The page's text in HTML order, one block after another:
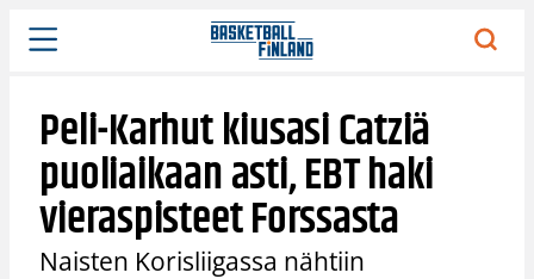
Siirry
sisältöön
Peli-Karhut kiusasi Catziä
puoliaikaan asti, EBT haki
vieraspisteet Forssasta
Naisten Korisliigassa nähtiin